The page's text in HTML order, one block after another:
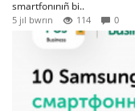
smartfonınıñ bi..
5 jıl bwrın 114 0